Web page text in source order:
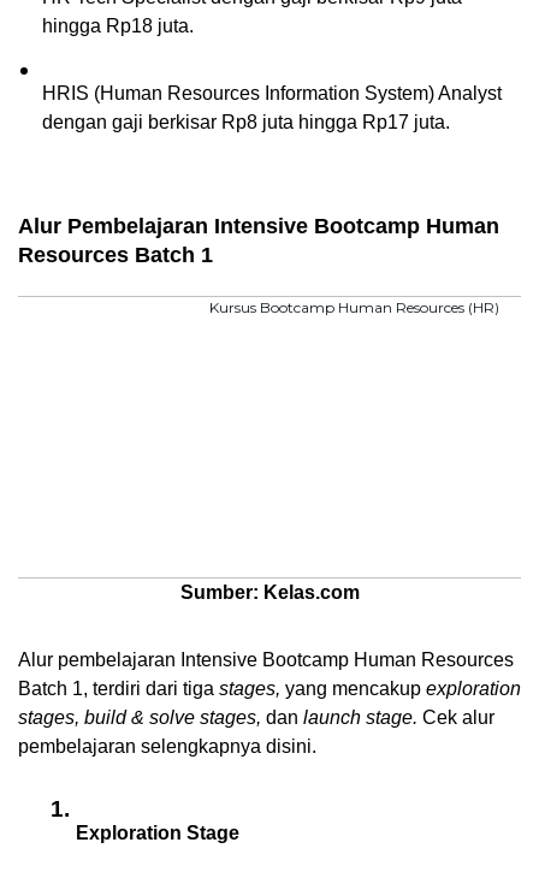
hingga Rp18 juta.
HRIS (Human Resources Information System) Analyst
dengan gaji berkisar Rp8 juta hingga Rp17 juta.
Alur Pembelajaran Intensive Bootcamp Human
Resources Batch 1
Sumber: Kelas.com
Alur pembelajaran Intensive Bootcamp Human Resources
Batch 1, terdiri dari tiga stages, yang mencakup exploration
stages, build & solve stages, dan launch stage. Cek alur
pembelajaran selengkapnya disini.
Exploration Stage